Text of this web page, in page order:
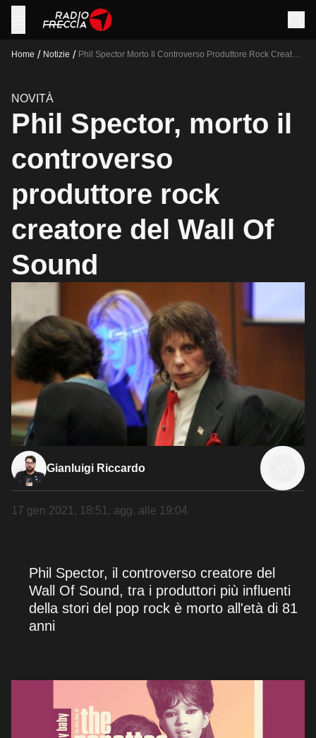
Home / Notizie / Phil Spector Morto Il Controverso Produttore Rock Creatore
NOVITÀ
Phil Spector, morto il
controverso
produttore rock
creatore del Wall Of
Sound
Gianluigi Riccardo
17 gen 2021, 18:51 , agg. alle 19:04
Phil Spector, il controverso creatore del
Wall Of Sound, tra i produttori più influenti
della stori del pop rock è morto all'età di 81
anni